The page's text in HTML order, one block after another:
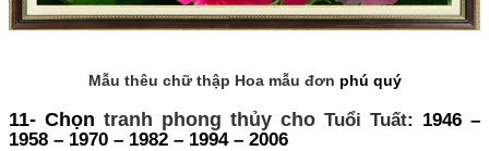
Mẫu thêu chữ thập Hoa mẫu đơn phú quý
11- Chọn tranh phong thủy cho Tuổi Tuất: 1946 –
1958 – 1970 – 1982 – 1994 – 2006